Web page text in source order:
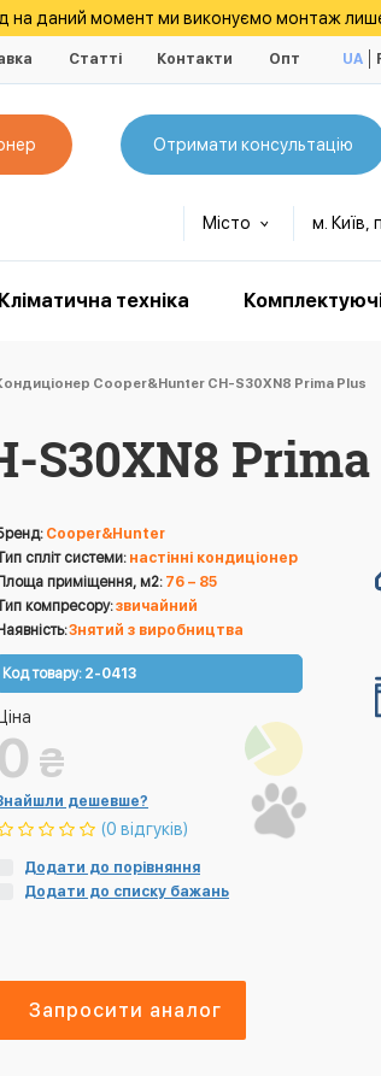
даний момент ми виконуємо монтаж
Статті Контакти Опт UA
Отримати консультацію
Місто м. Київ,
Кліматична техніка
Cooper&Hunter CH-S30XN8 Prima Plus
S30XN8
Cooper&Hunter
спліт системи: настінні кондиціонер
приміщення, м2: 76 – 85
компресору:звичайний
Знятий з виробництва
Код товару: 2-0413
₴
дешевше?
(0 відгуків)
Додати до порівняння
Додати до списку бажань
Запросити аналог